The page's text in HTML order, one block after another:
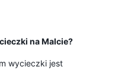
na Malcie?
wycieczki jest